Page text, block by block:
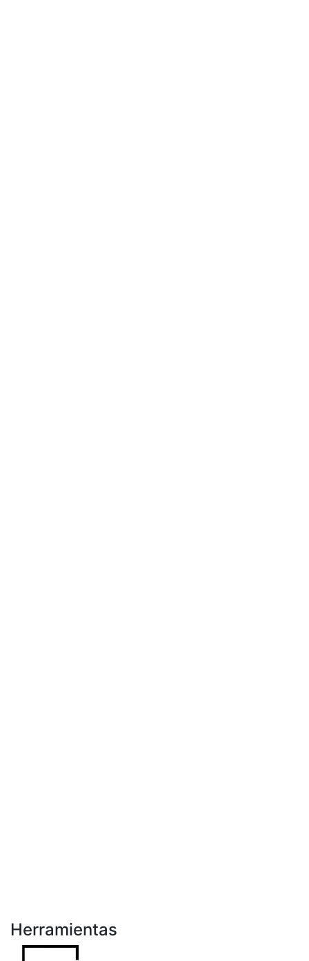
Herramientas